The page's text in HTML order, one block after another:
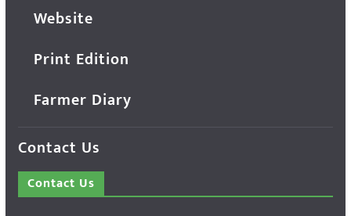
Website
Print Edition
Farmer Diary
Contact Us
Contact Us